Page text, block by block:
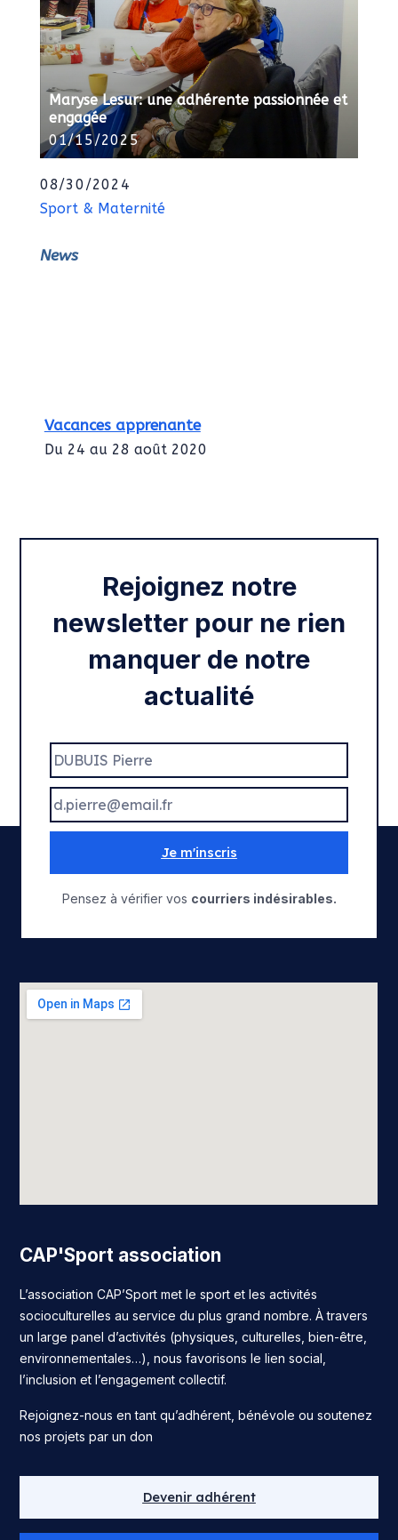
Maryse Lesur: une adhérente passionnée et
engagée
01/15/2025
08/30/2024
Sport & Maternité
News
Vacances apprenante
Du 24 au 28 août 2020
Rejoignez notre
newsletter pour ne rien
manquer de notre
actualité
Je m'inscris
Pensez à vérifier vos courriers indésirables.
CAP'Sport association
L’association CAP’Sport met le sport et les activités
socioculturelles au service du plus grand nombre. À travers
un large panel d’activités (physiques, culturelles, bien-être,
environnementales…), nous favorisons le lien social,
l’inclusion et l’engagement collectif.
Rejoignez-nous en tant qu’adhérent, bénévole ou soutenez
nos projets par un don
Devenir adhérent